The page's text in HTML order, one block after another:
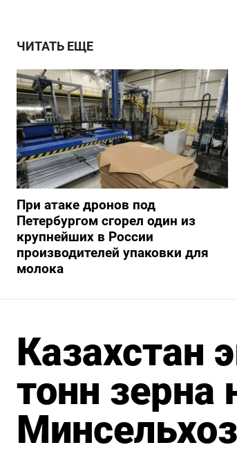
ЧИТАТЬ ЕЩЕ
При атаке дронов под
Петербургом сгорел один из
крупнейших в России
производителей упаковки для
молока
Казахстан
тонн зерна
Минсельхоз